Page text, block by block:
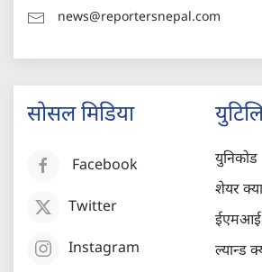
news@reportersnepal.com
सोसल मिडिया
Facebook
Twitter
Instagram
युनिकोड
शेयर
ईएमआई
ल्यान्ड